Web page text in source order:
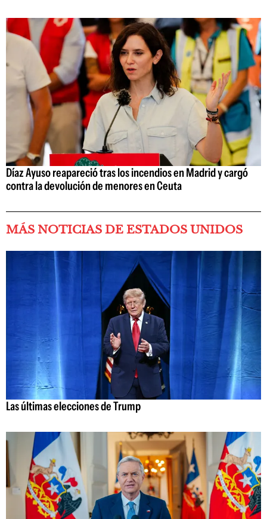
Díaz Ayuso reapareció tras los incendios en Madrid y cargó
contra la devolución de menores en Ceuta
MÁS NOTICIAS DE ESTADOS UNIDOS
Las últimas elecciones de Trump